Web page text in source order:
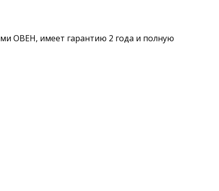
ОВЕН, имеет гарантию 2 года и полную